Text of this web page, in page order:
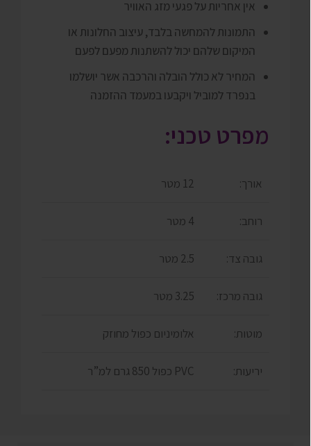
אין אחריות על פגעי מזג האוויר
התמונות להמחשה בלבד, עיצוב החלונות או
המיקום שלהם יכול להשתנות מפעם לפעם
המחיר לא כולל הובלה והרכבה אשר יושלמו
בנפרד למוביל ויקבעו במעמד ההזמנה
מפרט טכני:
אורך: 12 מטר
רוחב: 4 מטר
גובה צד: 2.5 מטר
גובה מרכז: 3.25 מטר
מוטות: אלומיניום כפול מחוזק
יריעות: PVC כפול 850 גרם למ”ר